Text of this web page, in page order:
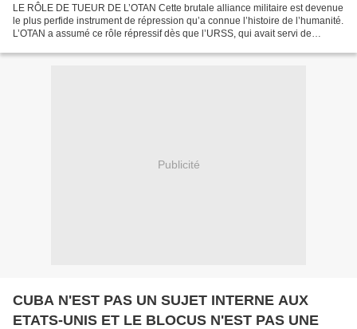
LE RÔLE DE TUEUR DE L’OTAN Cette brutale alliance militaire est devenue
le plus perfide instrument de répression qu’a connue l’histoire de l’humanité.
L’OTAN a assumé ce rôle répressif dès que l’URSS, qui avait servi de
Publicité
CUBA N'EST PAS UN SUJET INTERNE AUX
ETATS-UNIS ET LE BLOCUS N'EST PAS UNE